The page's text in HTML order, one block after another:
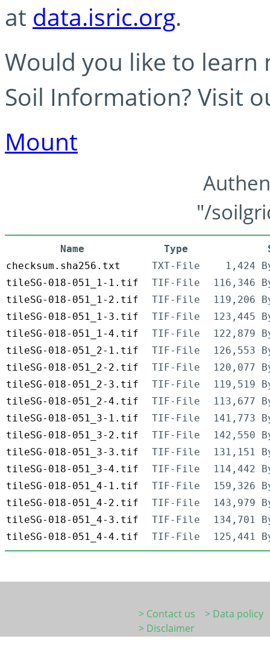
at data.isric.org.
Would you like to learn
Soil Information? Visit
Mount
"/
Name Type
checksum.sha256.txt
TXT-File
1,424
tileSG-018-051_1-1.tif
TIF-File
116,346
tileSG-018-051_1-2.tif
TIF-File
119,206
tileSG-018-051_1-3.tif
TIF-File
123,445
tileSG-018-051_1-4.tif
TIF-File
122,879
tileSG-018-051_2-1.tif
TIF-File
126,553
tileSG-018-051_2-2.tif
TIF-File
120,077
tileSG-018-051_2-3.tif
TIF-File
119,519
tileSG-018-051_2-4.tif
TIF-File
113,677
tileSG-018-051_3-1.tif
TIF-File
141,773
tileSG-018-051_3-2.tif
TIF-File
142,550
tileSG-018-051_3-3.tif
TIF-File
131,151
tileSG-018-051_3-4.tif
TIF-File
114,442
tileSG-018-051_4-1.tif
TIF-File
159,326
tileSG-018-051_4-2.tif
TIF-File
143,979
tileSG-018-051_4-3.tif
TIF-File
134,701
tileSG-018-051_4-4.tif
TIF-File 125,441
> Contact us
> Data policy
> Disclaimer